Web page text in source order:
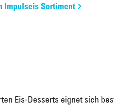
Impulseis Sortiment
Eis-Desserts eignet sich